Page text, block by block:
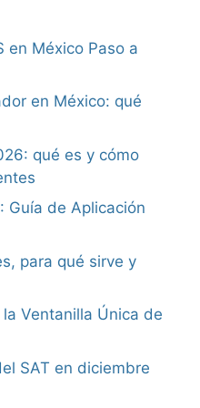
en México Paso a
en México: qué
qué es y cómo
Guía de Aplicación
para qué sirve y
Ventanilla Única de
SAT en diciembre